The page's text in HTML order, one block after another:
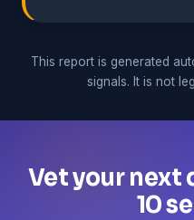
This report is generated
signals. It is not
Vet your next
10